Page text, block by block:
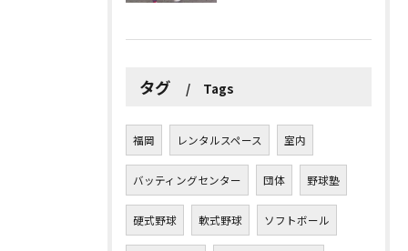
タグ Tags
福岡 レンタルスペース 室内
バッティングセンター 団体 野球塾
硬式野球 軟式野球 ソフトボール